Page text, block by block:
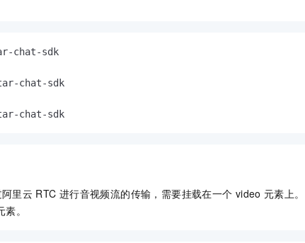
chat-sdk
chat-sdk
chat-sdk
里云 RTC 进行音视频流的传输，需要挂载在一个 video 元素上
。